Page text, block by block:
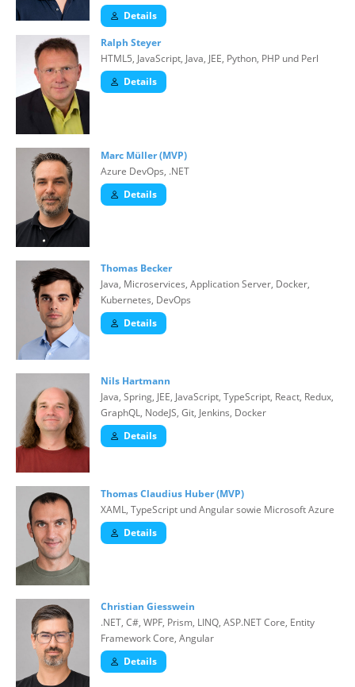
Details
Ralph Steyer
HTML5, JavaScript, Java, JEE, Python, PHP und Perl
Details
Marc Müller (MVP)
Azure DevOps, .NET
Details
Thomas Becker
Java, Microservices, Application Server, Docker,
Kubernetes, DevOps
Details
Nils Hartmann
Java, Spring, JEE, JavaScript, TypeScript, React, Redux,
GraphQL, NodeJS, Git, Jenkins, Docker
Details
Thomas Claudius Huber (MVP)
XAML, TypeScript und Angular sowie Microsoft Azure
Details
Christian Giesswein
.NET, C#, WPF, Prism, LINQ, ASP.NET Core, Entity
Framework Core, Angular
Details